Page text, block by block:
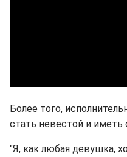
Более того,
стать невестой и
"Я, как любая девушка,